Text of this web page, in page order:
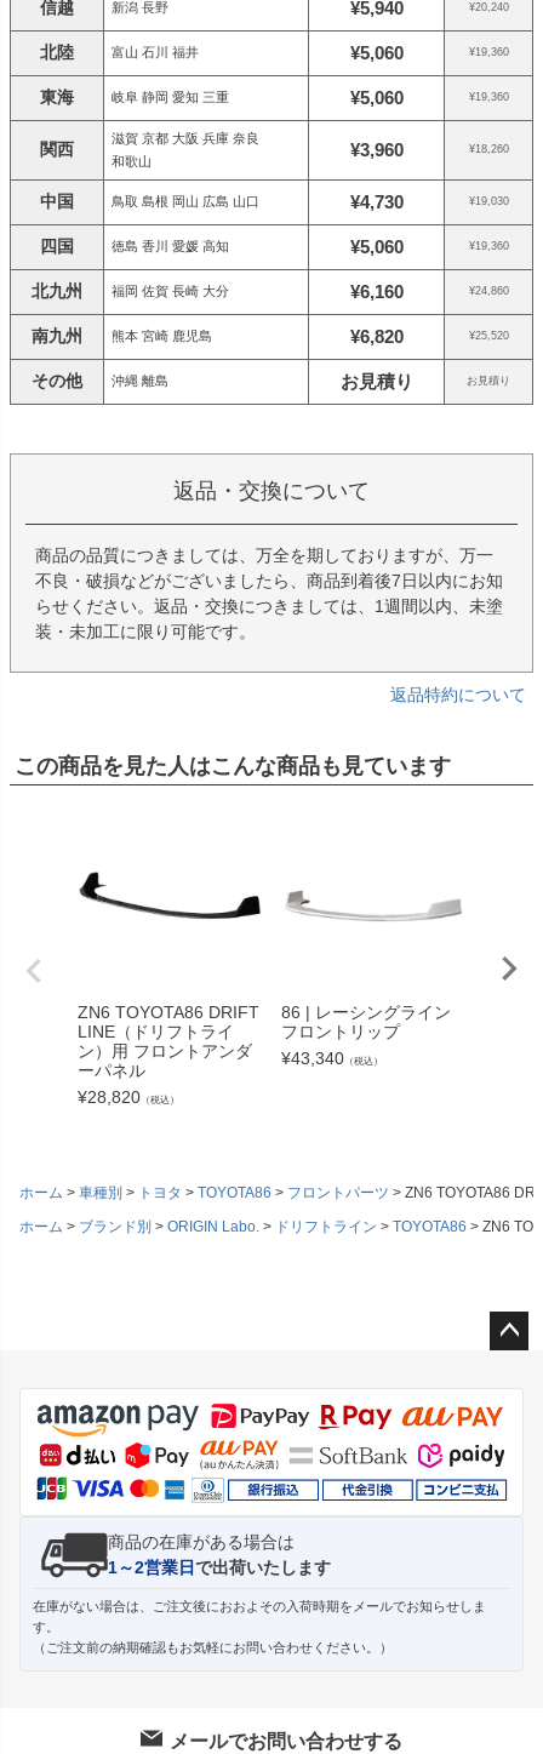
信越 新潟 長野 ¥5,940 ¥20,240
北陸 富山 石川 福井 ¥5,060 ¥19,360
東海 岐阜 静岡 愛知 三重 ¥5,060 ¥19,360
関西
滋賀 京都 大阪 兵庫 奈良
和歌山
¥3,960 ¥18,260
中国 鳥取 島根 岡山 広島 山口 ¥4,730 ¥19,030
四国 徳島 香川 愛媛 高知 ¥5,060 ¥19,360
北九州 福岡 佐賀 長崎 大分 ¥6,160 ¥24,860
南九州 熊本 宮崎 鹿児島 ¥6,820 ¥25,520
その他 沖縄 離島 お見積り お見積り
返品・交換について
商品の品質につきましては、万全を期しておりますが、万一
不良・破損などがございましたら、商品到着後7日以内にお知
らせください。返品・交換につきましては、1週間以内、未塗
装・未加工に限り可能です。
返品特約について
この商品を見た人はこんな商品も見ています
ZN6 TOYOTA86 DRIFT
LINE（ドリフトライ
ン）用 フロントアンダ
ーパネル
¥28,820 （税込）
86 | レーシングライン
フロントリップ
¥43,340 （税込）
ホーム 車種別 トヨタ TOYOTA86 フロントパーツ
ZN6 TOYOTA86
ホーム
ブランド別 ORIGIN Labo. ドリフトライン TOYOTA86 ZN6
ジト
ップ
へ
商品の在庫がある場合は
1～2営業日で出荷いたします
在庫がない場合は、ご注文後におおよその入荷時期をメールでお知らせしま
す。
（ご注文前の納期確認もお気軽にお問い合わせください。）
メールでお問い合わせする